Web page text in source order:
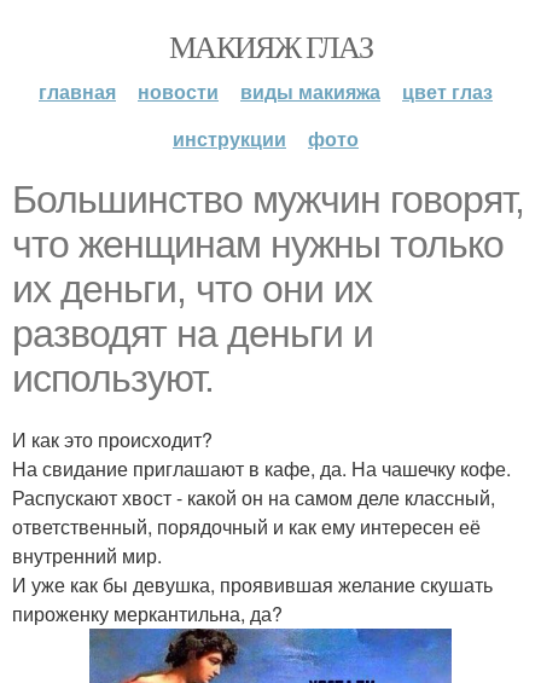
МАКИЯЖ ГЛАЗ
главная новости виды макияжа
цвет глаз
инструкции
фото
Большинство мужчин говорят,
что женщинам нужны только
их деньги, что они их
разводят на деньги и
используют.
И как это происходит?
На свидание приглашают в кафе, да. На чашечку кофе.
Распускают хвост - какой он на самом деле классный,
ответственный, порядочный и как ему интересен её
внутренний мир.
И уже как бы девушка, проявившая желание скушать
пироженку меркантильна, да?